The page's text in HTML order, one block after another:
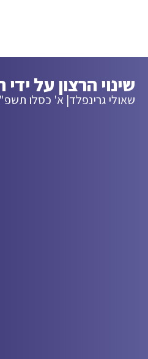
שינוי הרצון על
שאולי גרינפלד| א' כסלו